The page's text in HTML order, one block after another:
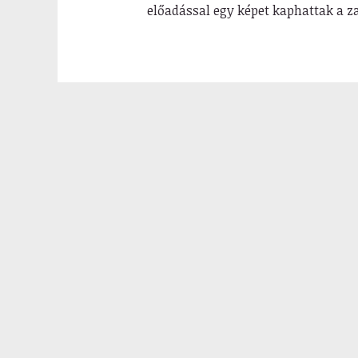
előadással egy képet kaphattak a